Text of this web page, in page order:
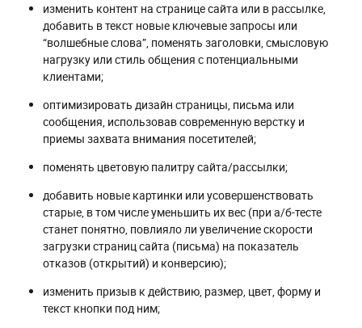
изменить контент на странице сайта или в рассылке,
добавить в текст новые ключевые запросы или
“волшебные слова”, поменять заголовки, смысловую
нагрузку или стиль общения с потенциальными
клиентами;
оптимизировать дизайн страницы, письма или
сообщения, использовав современную верстку и
приемы захвата внимания посетителей;
поменять цветовую палитру сайта/рассылки;
добавить новые картинки или усовершенствовать
старые, в том числе уменьшить их вес (при а/б-тесте
станет понятно, повлияло ли увеличение скорости
загрузки страниц сайта (письма) на показатель
отказов (открытий) и конверсию);
изменить призыв к действию, размер, цвет, форму и
текст кнопки под ним;